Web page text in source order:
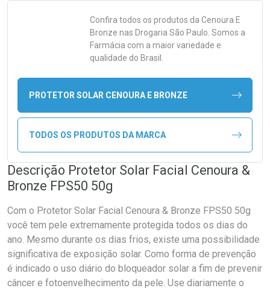
Confira todos os produtos da Cenoura E
Bronze nas Drogaria São Paulo. Somos a
Farmácia com a maior variedade e
qualidade do Brasil.
PROTETOR SOLAR CENOURA E BRONZE
TODOS OS PRODUTOS DA MARCA
Descrição Protetor Solar Facial Cenoura &
Bronze FPS50 50g
Com o Protetor Solar Facial Cenoura & Bronze FPS50 50g
você tem pele extremamente protegida todos os dias do
ano. Mesmo durante os dias frios, existe uma possibilidade
significativa de exposição solar. Como forma de prevenção
é indicado o uso diário do bloqueador solar a fim de prevenir
câncer e fotoenvelhecimento da pele. Use diariamente o